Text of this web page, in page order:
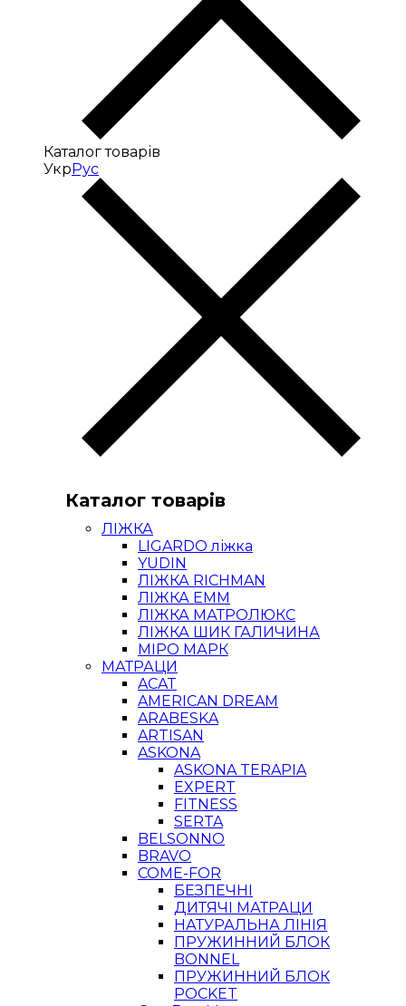
Каталог товарів
УкрРус
Каталог товарів
ЛІЖКА
LIGARDO ліжка
YUDIN
ЛІЖКА RICHMAN
ЛІЖКА ЕММ
ЛІЖКА МАТРОЛЮКС
ЛІЖКА ШИК ГАЛИЧИНА
МІРО МАРК
МАТРАЦИ
ACAT
AMERICAN DREAM
ARABESKA
ARTISAN
ASKONA
ASKONA TERAPIA
EXPERT
FITNESS
SERTA
BELSONNO
BRAVO
COME-FOR
БЕЗПЕЧНІ
ДИТЯЧІ МАТРАЦИ
НАТУРАЛЬНА ЛІНІЯ
ПРУЖИННИЙ БЛОК
BONNEL
ПРУЖИННИЙ БЛОК
POCKET